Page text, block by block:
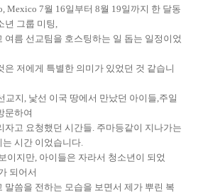
Mexico 7월 16일부터 8월 19일까지 한 달동
년 그룹 미팅,
여름 선교팀을 호스팅하는 일 돕는 일정이었
은 저에게 특별한 의미가 있었던 것 같습니
교지, 낯선 이국 땅에서 만났던 아이들,주일
문하여
자고 요청했던 시간들. 주마등같이 지나가는
시간 이었습니다.
이지만, 아이들은 자라서 청소년이 되었
되어서
말씀을 전하는 모습을 보면서 제가 뿌린 복